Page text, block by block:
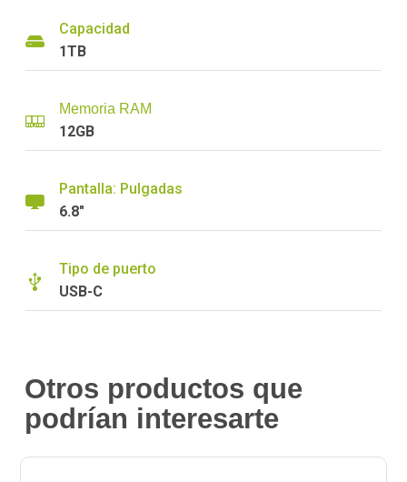
Capacidad
1TB
Memoria RAM
12GB
Pantalla: Pulgadas
6.8"
Tipo de puerto
USB-C
Otros productos que
podrían interesarte